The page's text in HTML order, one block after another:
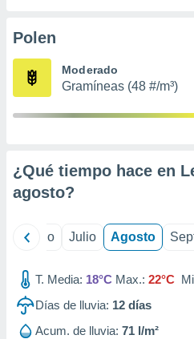
e
mediante
de
1199
Polen
Moderado
Gramíneas (48 #/m³)
¿Qué tiempo hace en
agosto?
Junio Julio Agosto
T. Media: 18°C Max.: 22°C
Días de lluvia: 12 días
Acum. de lluvia: 71 l/m²